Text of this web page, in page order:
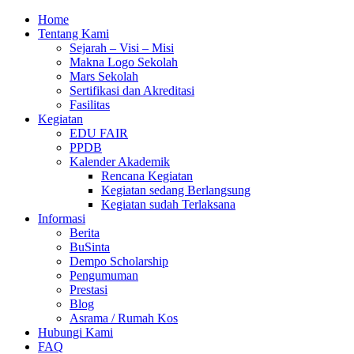
Home
Tentang Kami
Sejarah – Visi – Misi
Makna Logo Sekolah
Mars Sekolah
Sertifikasi dan Akreditasi
Fasilitas
Kegiatan
EDU FAIR
PPDB
Kalender Akademik
Rencana Kegiatan
Kegiatan sedang Berlangsung
Kegiatan sudah Terlaksana
Informasi
Berita
BuSinta
Dempo Scholarship
Pengumuman
Prestasi
Blog
Asrama / Rumah Kos
Hubungi Kami
FAQ